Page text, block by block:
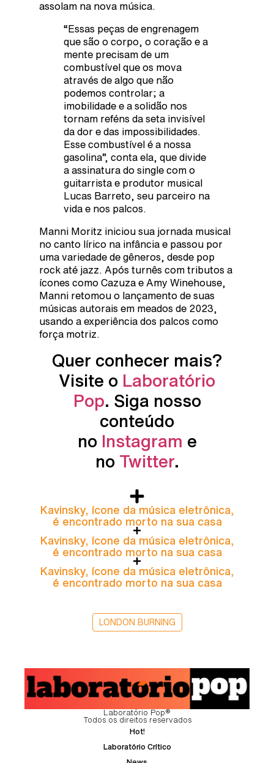
assolam na nova música.
“Essas peças de engrenagem
que são o corpo, o coração e a
mente precisam de um
combustível que os mova
através de algo que não
podemos controlar; a
imobilidade e a solidão nos
tornam reféns da seta invisível
da dor e das impossibilidades.
Esse combustível é a nossa
gasolina”, conta ela, que divide
a assinatura do single com o
guitarrista e produtor musical
Lucas Barreto, seu parceiro na
vida e nos palcos.
Manni Moritz iniciou sua jornada musical
no canto lírico na infância e passou por
uma variedade de gêneros, desde pop
rock até jazz. Após turnês com tributos a
ícones como Cazuza e Amy Winehouse,
Manni retomou o lançamento de suas
músicas autorais em meados de 2023,
usando a experiência dos palcos como
força motriz.
Quer conhecer mais?
Visite o Laboratório
Pop. Siga nosso
conteúdo
no Instagram e
no Twitter.
Kavinsky, ícone da música eletrônica,
é encontrado morto na sua casa
Kavinsky, ícone da música eletrônica,
é encontrado morto na sua casa
Kavinsky, ícone da música eletrônica,
é encontrado morto na sua casa
LONDON BURNING
Laboratório Pop®
Todos os direitos reservados
Hot!
Laboratório Crítico